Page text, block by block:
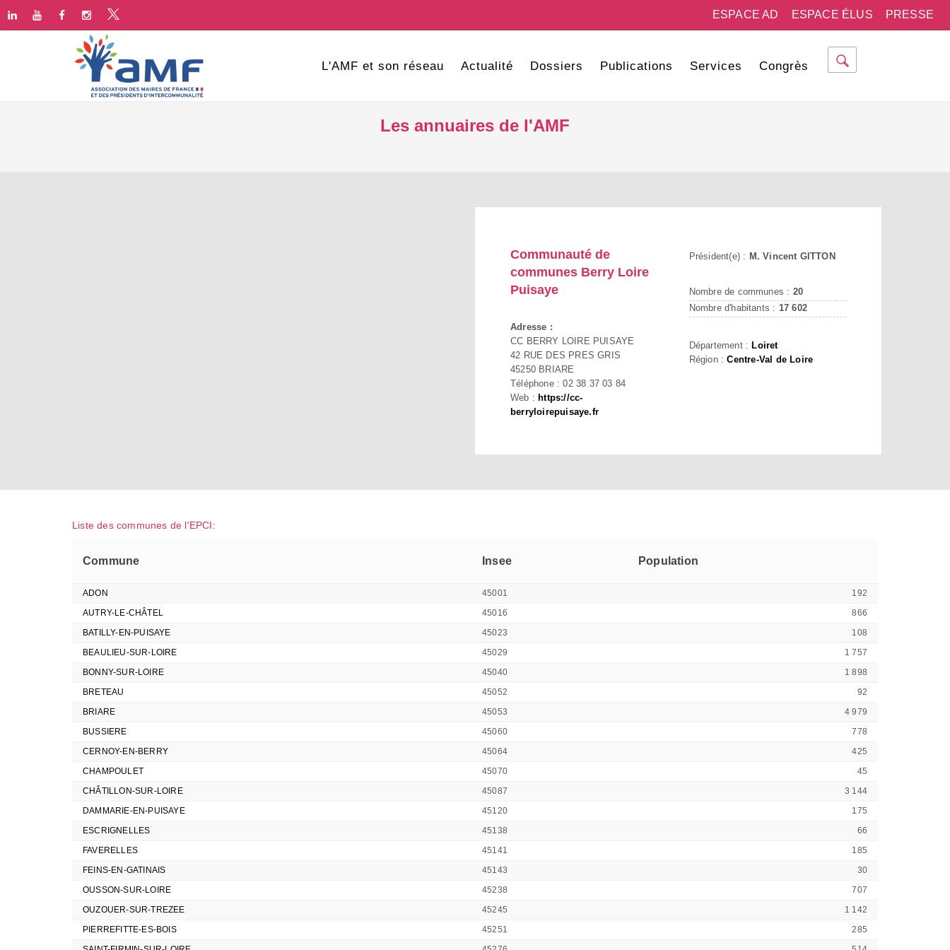
PRESSE
ESPACE ÉLUS
ESPACE AD
L'AMF et son réseau Actualité Dossiers Publications Services Congrès
Les annuaires de l'AMF
Communauté de
communes Berry Loire
Puisaye
Adresse :
CC BERRY LOIRE PUISAYE
42 RUE DES PRES GRIS
45250 BRIARE
Téléphone : 02 38 37 03 84
Web : https://cc-
berryloirepuisaye.fr
Président(e) : M. Vincent GITTON
Nombre de communes : 20
Nombre d'habitants : 17 602
Département : Loiret
Région :Centre-Val de Loire
Liste des communes de l'EPCI:
Commune Insee Population
ADON 45001
192
AUTRY-LE-CHÂTEL
45016
866
BATILLY-EN-PUISAYE
45023
108
BEAULIEU-SUR-LOIRE
45029
1 757
BONNY-SUR-LOIRE
45040
1 898
BRETEAU
45052
92
BRIARE
45053
4 979
BUSSIERE
45060
778
CERNOY-EN-BERRY
45064
425
CHAMPOULET
45070
45
CHÂTILLON-SUR-LOIRE
45087
3 144
DAMMARIE-EN-PUISAYE
45120
175
ESCRIGNELLES
45138
66
FAVERELLES
45141
185
FEINS-EN-GATINAIS
45143
30
OUSSON-SUR-LOIRE
45238
707
OUZOUER-SUR-TREZEE
45245
1 142
PIERREFITTE-ES-BOIS
45251
285